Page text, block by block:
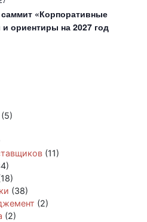
«Корпоративные
и ориентиры на 2027 год
(5)
(11)
(38)
(2)
(2)